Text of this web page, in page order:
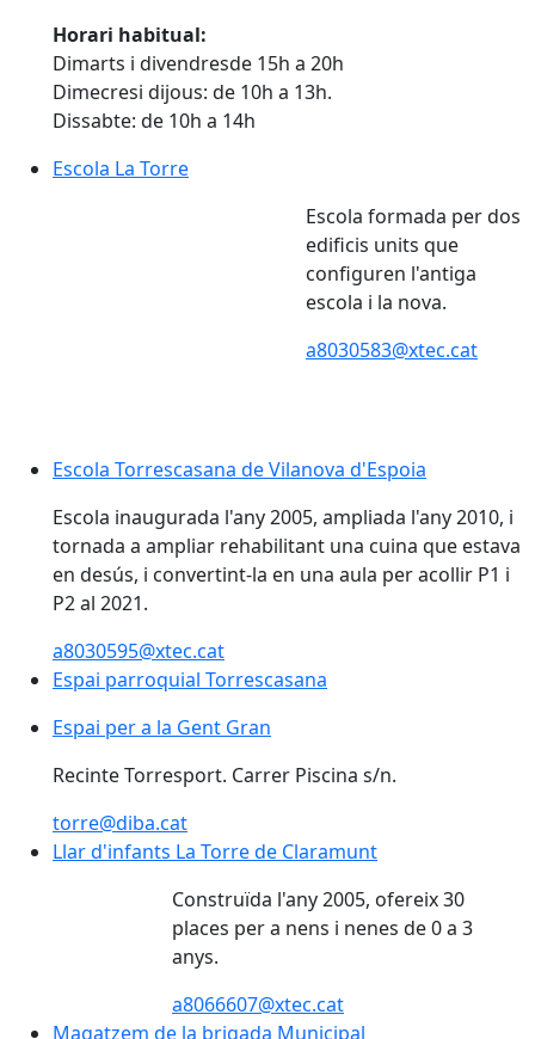
Horari habitual:
Dimarts i divendresde 15h a 20h
Dimecresi dijous: de 10h a 13h.
Dissabte: de 10h a 14h
Escola La Torre
Escola La Torre
Escola formada per dos
edificis units que
configuren l'antiga
escola i la nova.
a8030583@xtec.cat
Escola Torrescasana de Vilanova d'Espoia
Escola Torrescasana de Vilanova d'Espoia
Escola inaugurada l'any 2005, ampliada l'any 2010, i
tornada a ampliar rehabilitant una cuina que estava
en desús, i convertint-la en una aula per acollir P1 i
P2 al 2021.
a8030595@xtec.cat
Espai parroquial Torrescasana
Espai per a la Gent Gran
Espai per a la Gent Gran
Recinte Torresport. Carrer Piscina s/n.
torre@diba.cat
Llar d'infants La Torre de Claramunt
Llar d'infants La Torre de Claramunt
Construïda l'any 2005, ofereix 30
places per a nens i nenes de 0 a 3
anys.
a8066607@xtec.cat
Magatzem de la brigada Municipal
Magatzem de la brigada Municipal